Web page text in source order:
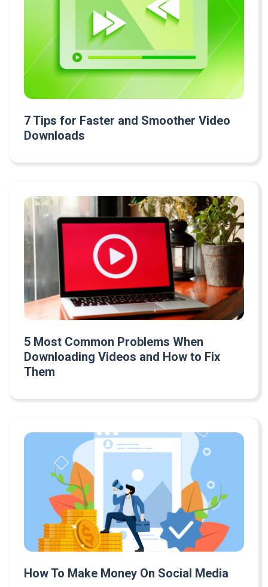
7 Tips for Faster and Smoother Video
Downloads
5 Most Common Problems When
Downloading Videos and How to Fix
Them
How To Make Money On Social Media